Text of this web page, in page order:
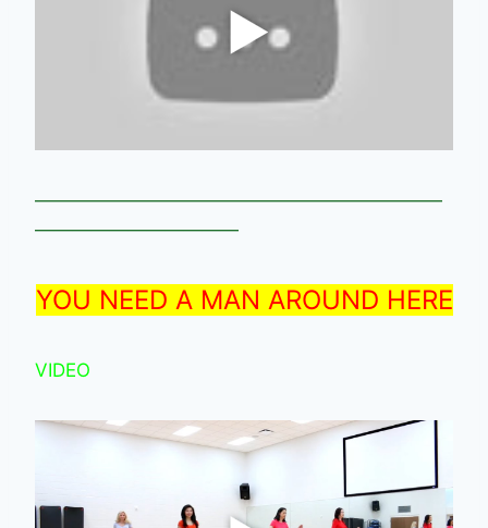
——————————————————————
———————————
YOU NEED A MAN AROUND HERE
VIDEO